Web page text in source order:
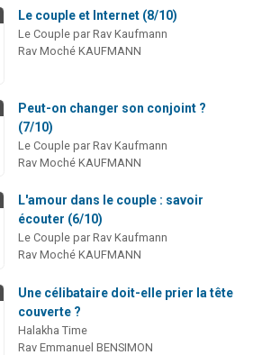
Le couple et Internet (8/10)
Le Couple par Rav Kaufmann
Rav Moché KAUFMANN
Peut-on changer son conjoint ?
(7/10)
Le Couple par Rav Kaufmann
Rav Moché KAUFMANN
L'amour dans le couple : savoir
écouter (6/10)
Le Couple par Rav Kaufmann
Rav Moché KAUFMANN
Une célibataire doit-elle prier la tête
couverte ?
Halakha Time
Rav Emmanuel BENSIMON